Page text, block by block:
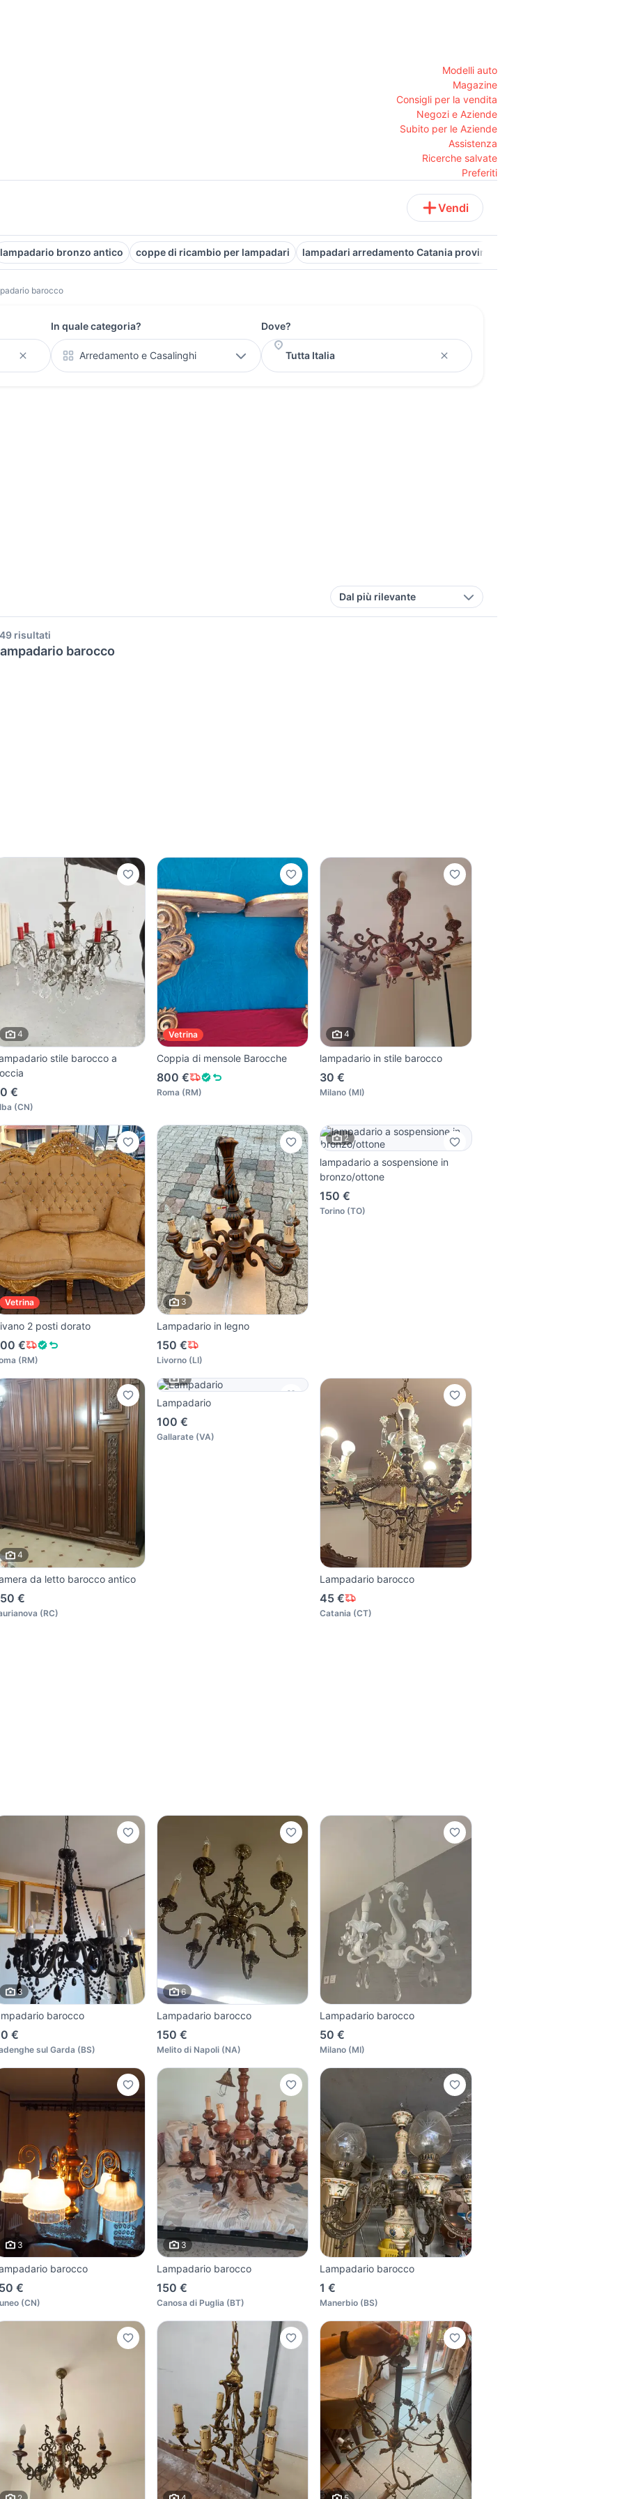
Modelli auto
Magazine
Consigli per la vendita
Negozi e Aziende
Subito per le Aziende
Assistenza
Ricerche salvate
Preferiti
Vendi
lampadario bronzo antico coppe di ricambio per lampadari lampadari arredamento Catania provincia
barocco
In quale categoria?
Arredamento e Casalinghi
Dove?
Dal più rilevante
risultati
barocco
4
stile barocco a
€
(CN)
Vetrina
Coppia di mensole Barocche
800 €
Roma (RM)
4
lampadario in stile barocco
30 €
Milano (MI)
Vetrina
2 posti dorato
€
(RM)
3
Lampadario in legno
150 €
Livorno(LI)
2
lampadario a sospensione in
bronzo/ottone
150 €
Torino (TO)
4
da letto barocco antico
€
(RC)
5
Lampadario
100 €
Gallarate(VA)
Lampadario barocco
45 €
Catania (CT)
3
barocco
€
sul Garda (BS)
6
Lampadario barocco
150 €
Melito di Napoli(NA)
Lampadario barocco
50 €
Milano (MI)
3
barocco
€
(CN)
3
Lampadario barocco
150 €
Canosa di Puglia (BT)
Lampadario barocco
1 €
Manerbio (BS)